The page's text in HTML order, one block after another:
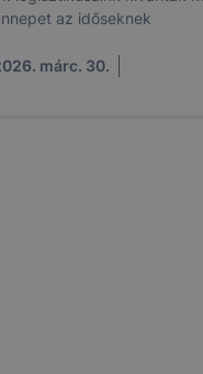
az időseknek
márc. 30.